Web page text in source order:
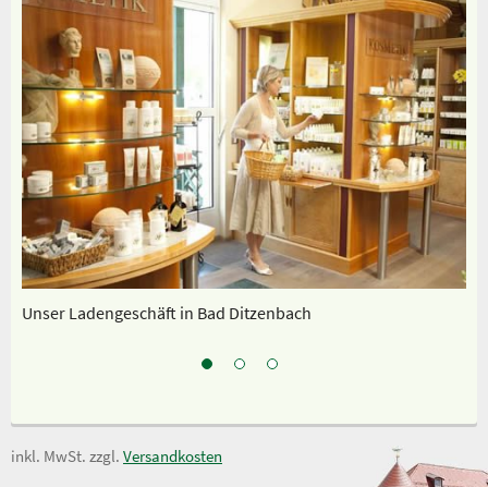
Unser Ladengeschäft in Bad Ditzenbach
inkl. MwSt. zzgl. Versandkosten